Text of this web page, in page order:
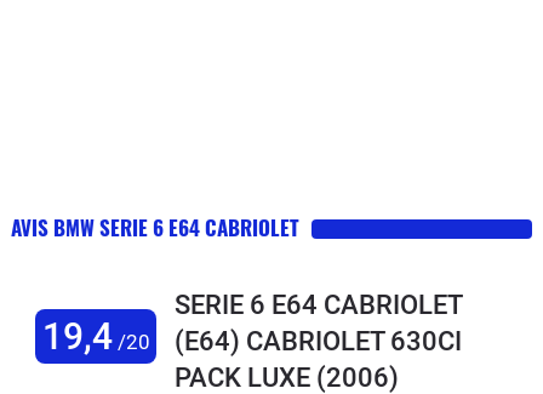
AVIS BMW SERIE 6 E64 CABRIOLET
19,4/20
SERIE 6 E64 CABRIOLET
(E64) CABRIOLET 630CI
PACK LUXE (2006)